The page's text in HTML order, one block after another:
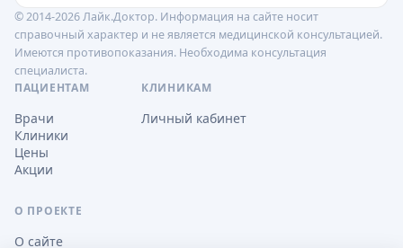
© 2014-2026 Лайк.Доктор. Информация на сайте носит
справочный характер и не является медицинской консультацией.
Имеются противопоказания. Необходима консультация
специалиста.
ПАЦИЕНТАМ
Врачи
Клиники
Цены
Акции
КЛИНИКАМ
Личный кабинет
О ПРОЕКТЕ
О сайте